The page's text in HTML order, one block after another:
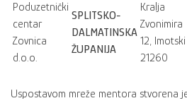
Poduzetnički
centar
Zovnica
d.o.o.
SPLITSKO-
DALMATINSKA
ŽUPANIJA
Kralja
Zvonimira
12, Imotski
21260
Uspostavom mreže mentora stvorena